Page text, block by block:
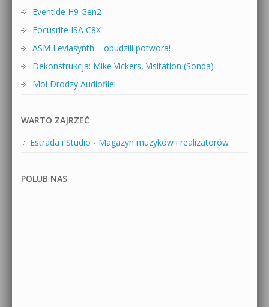
Eventide H9 Gen2
Focusrite ISA C8X
ASM Leviasynth – obudzili potwora!
Dekonstrukcja: Mike Vickers, Visitation (Sonda)
Moi Drodzy Audiofile!
WARTO ZAJRZEĆ
Estrada i Studio - Magazyn muzyków i realizatorów
POLUB NAS